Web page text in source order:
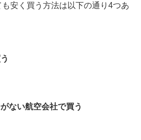
安く買う方法は以下の通り4つあ
ない航空会社で買う